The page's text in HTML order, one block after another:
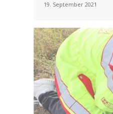
19. September 2021